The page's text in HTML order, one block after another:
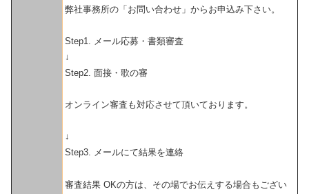
弊社事務所の「お問い合わせ」からお申込み下さい。
Step1. メール応募・書類審査
↓
Step2. 面接・歌の審
オンライン審査も対応させて頂いております。
↓
Step3. メールにて結果を連絡
審査結果 OKの方は、その場でお伝えする場合もござい